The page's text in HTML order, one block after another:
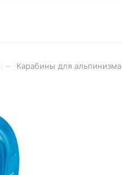
Карабины для альпинизма